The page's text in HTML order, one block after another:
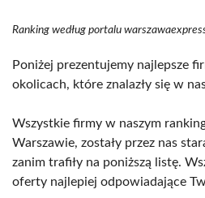
Ranking według portalu
Poniżej prezentujemy najlepsze
okolicach, które znalazły się w
Wszystkie firmy w naszym
Warszawie, zostały przez nas
zanim trafiły na poniższą listę.
oferty najlepiej odpowiadające